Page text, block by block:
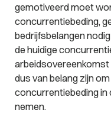
gemotiveerd moet
concurrentiebeding,
bedrijfsbelangen
de huidige
dus van belang zijn
concurrentiebeding in
nemen.